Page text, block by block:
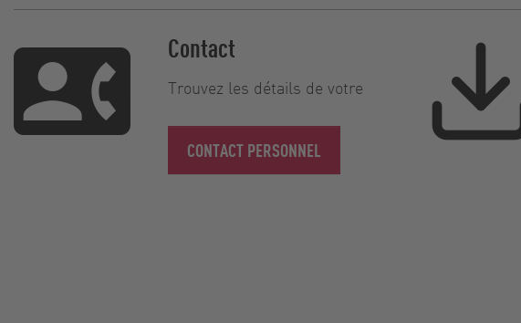
Contact
Trouvez les détails de votre
CONTACT PERSONNEL